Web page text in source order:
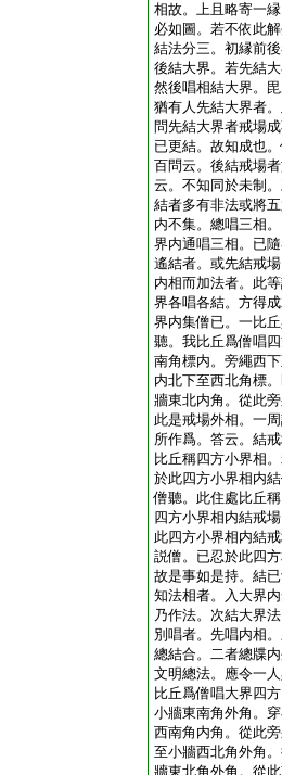
相故。上且略寄一
必如圖。若不依此
結法分三。初縁前
後結大界。若先結
然後唱相結大界。
猶有人先結大界者
問先結大界者戒場
已更結。故知成也
百問云。後結戒場
云。不知同於未制
結者多有非法或將
内不集。總唱三相
界内通唱三相。已
遙結者。或先結戒
内相而加法者。此
界各唱各結。方得
界内集僧已。一比
聽。我比丘爲僧唱
南角標内。旁繩西
内北下至西北角標
牆東北内角。從此
此是戒場外相。一
所作爲。答云。結
比丘稱四方小界相
於此四方小界相内
僧聽。此住處比丘
四方小界相内結戒
此四方小界相内結
説僧。已忍於此四
故是事如是持。結
知法相者。入大界
乃作法。次結大界
別唱者。先唱内相
總結合。二者總牒
文明總法。應令一
比丘爲僧唱大界四
小牆東南角外角。
西南角内角。從此
至小牆西北角外角
牆東北角外角。從